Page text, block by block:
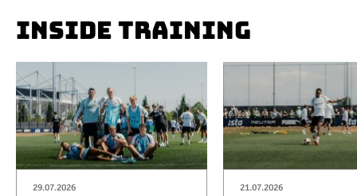
INSIDE TRAINING
29.07.2026 21.07.2026